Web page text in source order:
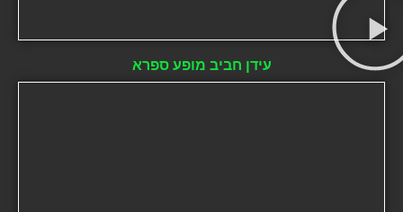
עידן חביב מופע ספרא